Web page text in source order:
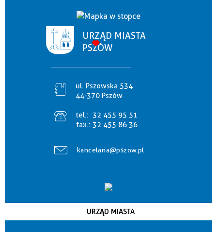
URZĄD MIASTA
PSZÓW
ul. Pszowska 534
44-370 Pszów
tel.: 32 455 95 51
fax.: 32 455 86 36
kancelaria@pszow.pl
URZĄD MIASTA